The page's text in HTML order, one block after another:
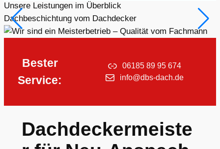
Unsere Leistungen im Überblick
Dachbeschichtung vom Dachdecker
Bester
Service:
06185 89 95 674
info@dbs-dach.de
Dachdeckermeiste